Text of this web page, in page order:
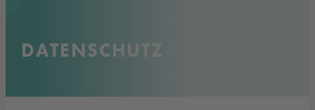
DATENSCHUTZ